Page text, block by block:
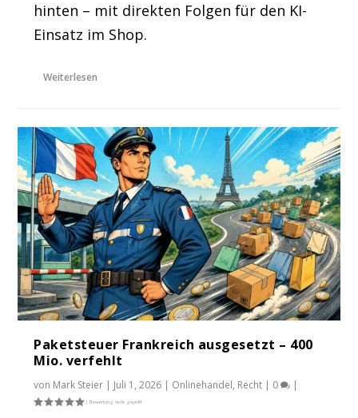
hinten – mit direkten Folgen für den KI-
Einsatz im Shop.
Weiterlesen
Paketsteuer Frankreich ausgesetzt – 400
Mio. verfehlt
von Mark Steier | Juli 1, 2026 | Onlinehandel, Recht | 0 |